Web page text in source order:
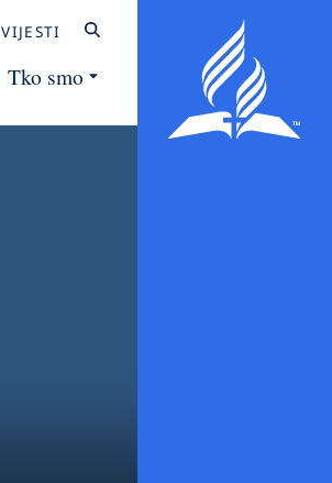
VIJESTI
Tko smo